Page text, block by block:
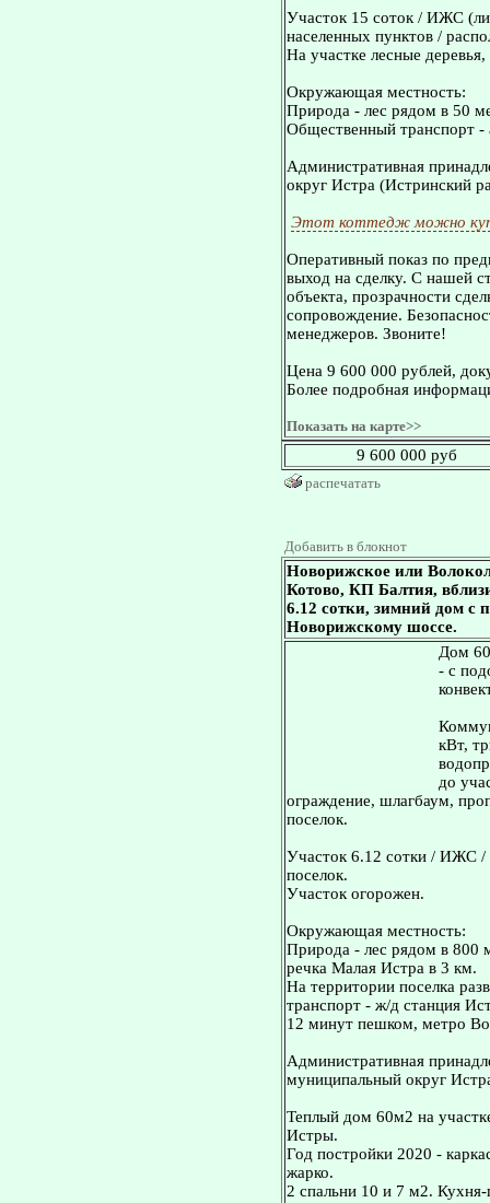
Участок 15 соток / ИЖС
населенных пунктов /
На участке лесные
Окружающая местность:
Природа - лес рядом в 50
Общественный транспорт -
Административная
округ Истра (Истринский
Этот коттедж можно
Оперативный показ по
выход на сделку. С нашей
объекта, прозрачности
сопровождение.
менеджеров. Звоните!
Цена 9 600 000 рублей,
Более подробная
Показать на карте>>
9 600 000 руб
распечатать
Добавить в блокнот
Новорижское или
Котово, КП Балтия,
6.12 сотки, зимний дом с
Новорижскому шоссе.
Дом
- с
кВт,
до
ограждение, шлагбаум,
поселок.
Участок 6.12 сотки / ИЖС /
поселок.
Участок огорожен.
Окружающая местность:
Природа - лес рядом в 800
речка Малая Истра в 3 км.
На территории поселка
транспорт - ж/д станция
12 минут пешком, метро
Административная
муниципальный округ
Теплый дом 60м2 на
Истры.
Год постройки 2020 -
жарко.
2 спальни 10 и 7 м2.